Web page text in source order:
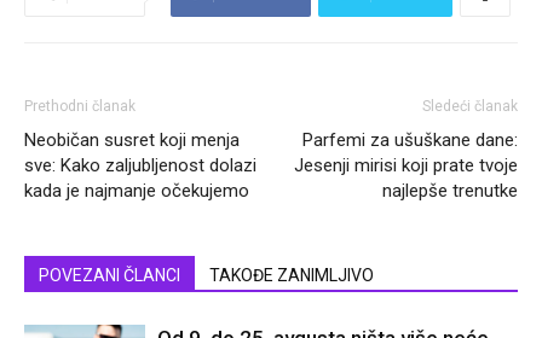
Prethodni članak
Neobičan susret koji menja
sve: Kako zaljubljenost dolazi
kada je najmanje očekujemo
Sledeći članak
Parfemi za ušuškane dane:
Jesenji mirisi koji prate tvoje
najlepše trenutke
POVEZANI ČLANCI TAKOĐE ZANIMLJIVO